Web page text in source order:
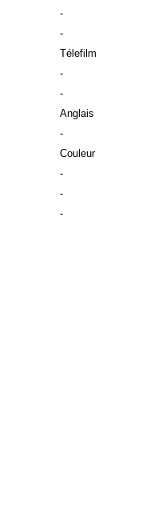
-
-
Télefilm
-
-
Anglais
-
Couleur
-
-
-